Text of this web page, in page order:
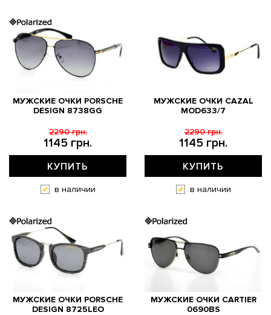
МУЖСКИЕ ОЧКИ PORSCHE
DESIGN 8738GG
1145 грн.
2290 грн.
КУПИТЬ
в наличии
МУЖСКИЕ ОЧКИ CAZAL
MOD633/7
1145 грн.
2290 грн.
КУПИТЬ
в наличии
МУЖСКИЕ ОЧКИ PORSCHE
DESIGN 8725LEO
МУЖСКИЕ ОЧКИ CARTIER
0690BS